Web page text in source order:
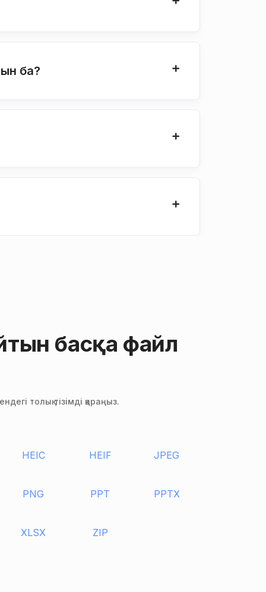
ба?
басқа файл
толық тізімді қараңыз.
HEIC HEIF JPEG
PNG PPT PPTX
XLSX ZIP